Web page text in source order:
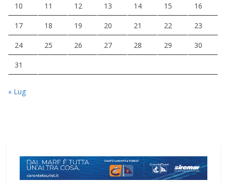
10 11 12 13 14 15 16
17 18 19 20 21 22 23
24 25 26 27 28 29 30
31
« Lug